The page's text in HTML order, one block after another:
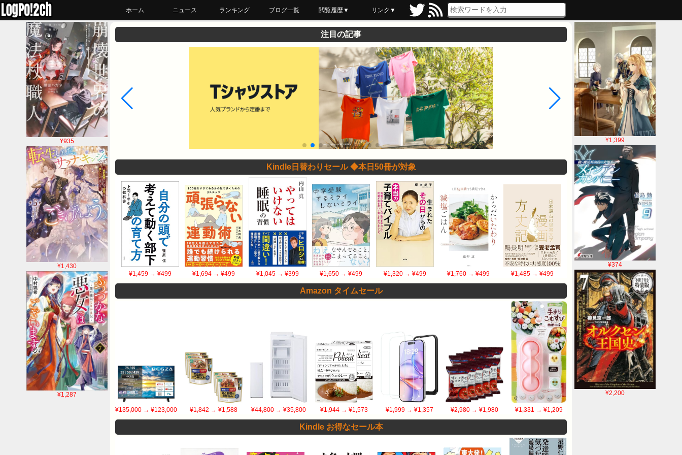
ホーム ニュース ランキング ブログ一覧 閲覧履歴▼
最近読んだ
あとで読む
ブックマーク
リンク▼
¥1,399
¥374
¥2,200
¥935
¥1,430
¥1,287
注目の記事
Kindle日替わりセール ◆本日50冊が対象
¥1,459→ ¥499 ¥1,694 → ¥499 ¥1,045→ ¥399 ¥1,650 → ¥499 ¥1,320→ ¥499 ¥1,760 → ¥499 ¥1,485→ ¥499
Amazon タイムセール
¥135,000 → ¥123,000 ¥1,842→ ¥1,588 ¥44,800→ ¥35,800 ¥1,944→ ¥1,573 ¥1,999→ ¥1,357 ¥2,980→ ¥1,980 ¥1,331→ ¥1,209
Kindle お得なセール本